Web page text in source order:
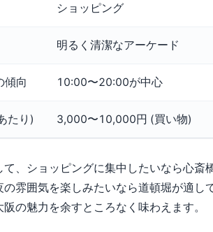
ショッピング
明るく清潔なアーケード
傾向 10:00〜20:00が中心
たり) 3,000〜10,000円 (買い物)
て、ショッピングに集中したいなら心斎
の雰囲気を楽しみたいなら道頓堀が適し
の魅力を余すところなく味わえます。